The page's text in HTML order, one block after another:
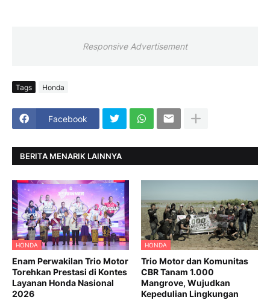
Responsive Advertisement
Tags Honda
Facebook
BERITA MENARIK LAINNYA
HONDA
Enam Perwakilan Trio Motor
Torehkan Prestasi di Kontes
Layanan Honda Nasional
2026
HONDA
Trio Motor dan Komunitas
CBR Tanam 1.000
Mangrove, Wujudkan
Kepedulian Lingkungan